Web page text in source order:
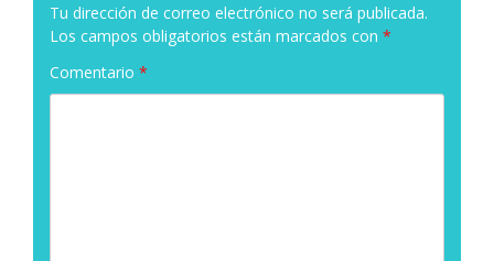
Tu dirección de correo electrónico no será publicada.
Los campos obligatorios están marcados con *
Comentario *